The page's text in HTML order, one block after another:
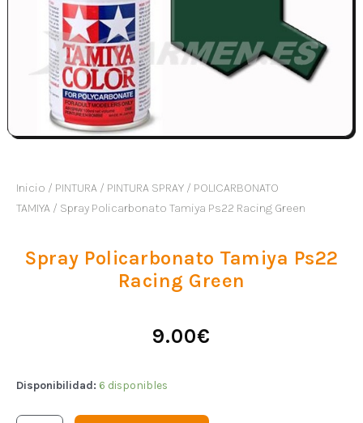
Inicio / PINTURA / PINTURA SPRAY / POLICARBONATO
TAMIYA / Spray Policarbonato Tamiya Ps22 Racing Green
Spray Policarbonato Tamiya Ps22
Racing Green
9.00€
Disponibilidad: 6 disponibles